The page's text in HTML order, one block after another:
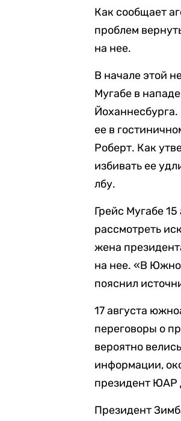
Как сообщает
проблем
на нее.
В начале этой
Мугабе в
ее в
Роберт. Как
избивать ее
лбу.
Грейс Мугабе
рассмотреть
жена
на нее. «В
пояснил
17 августа
переговоры о
вероятно
информации,
президент ЮАР
Президент